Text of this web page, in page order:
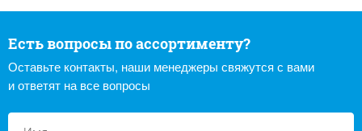
Есть вопросы по ассортименту?
Оставьте контакты, наши менеджеры свяжутся с вами
и ответят на все вопросы